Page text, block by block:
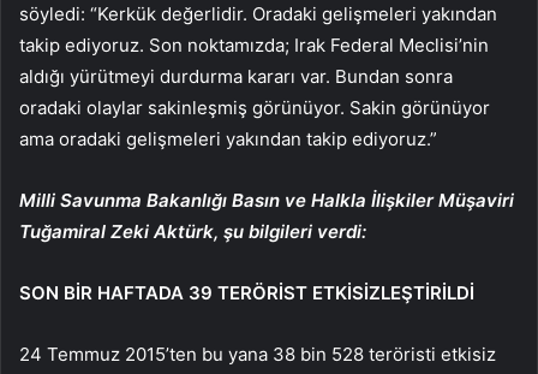
söyledi: “Kerkük değerlidir. Oradaki gelişmeleri yakından
takip ediyoruz. Son noktamızda; Irak Federal Meclisi’nin
aldığı yürütmeyi durdurma kararı var. Bundan sonra
oradaki olaylar sakinleşmiş görünüyor. Sakin görünüyor
ama oradaki gelişmeleri yakından takip ediyoruz.”
Milli Savunma Bakanlığı Basın ve Halkla İlişkiler Müşaviri
Tuğamiral Zeki Aktürk, şu bilgileri verdi:
SON BİR HAFTADA 39 TERÖRİST ETKİSİZLEŞTİRİLDİ
24 Temmuz 2015’ten bu yana 38 bin 528 teröristi etkisiz